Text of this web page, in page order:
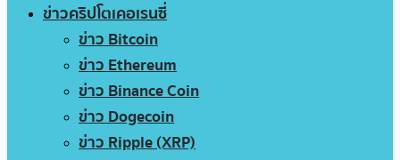
ข่าวคริปโตเคอเรนซี่
ข่าว Bitcoin
ข่าว Ethereum
ข่าว Binance Coin
ข่าว Dogecoin
ข่าว Ripple (XRP)